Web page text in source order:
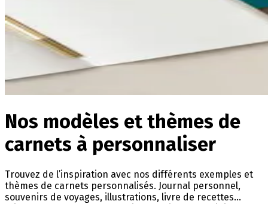
Nos modèles et thèmes de
carnets à personnaliser
Trouvez de l’inspiration avec nos différents exemples et
thèmes de carnets personnalisés. Journal personnel,
souvenirs de voyages, illustrations, livre de recettes…